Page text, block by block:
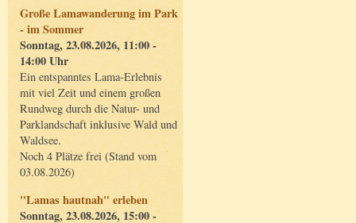
Große Lamawanderung im Park
- im Sommer
Sonntag, 23.08.2026, 11:00 -
14:00 Uhr
Ein entspanntes Lama-Erlebnis
mit viel Zeit und einem großen
Rundweg durch die Natur- und
Parklandschaft inklusive Wald und
Waldsee.
Noch 4 Plätze frei (Stand vom
03.08.2026)
"Lamas hautnah" erleben
Sonntag, 23.08.2026, 15:00 -